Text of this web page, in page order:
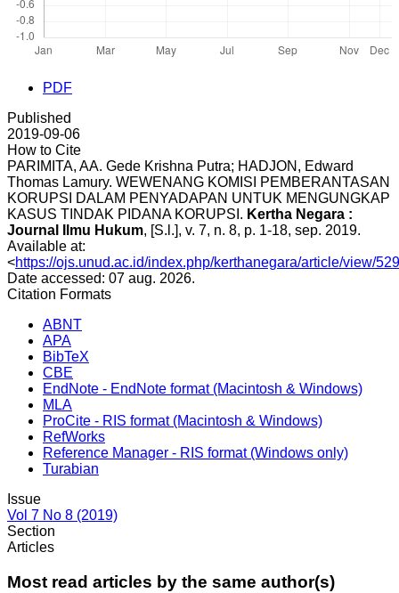
PDF
Published
2019-09-06
How to Cite
PARIMITA, AA. Gede Krishna Putra; HADJON, Edward
Thomas Lamury. WEWENANG KOMISI PEMBERANTASAN
KORUPSI DALAM PENYADAPAN UNTUK MENGUNGKAP
KASUS TINDAK PIDANA KORUPSI. Kertha Negara :
Journal Ilmu Hukum, [S.l.], v. 7, n. 8, p. 1-18, sep. 2019.
Available at:
<https://ojs.unud.ac.id/index.php/kerthanegara/article/view/
Date accessed: 07 aug. 2026.
Citation Formats
ABNT
APA
BibTeX
CBE
EndNote - EndNote format (Macintosh & Windows)
MLA
ProCite - RIS format (Macintosh & Windows)
RefWorks
Reference Manager - RIS format (Windows only)
Turabian
Issue
Vol 7 No 8 (2019)
Section
Articles
Most read articles by the same author(s)